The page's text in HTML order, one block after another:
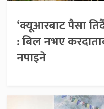
‘क्यूआरबाट पैसा
: बिल नभए
नपाइने